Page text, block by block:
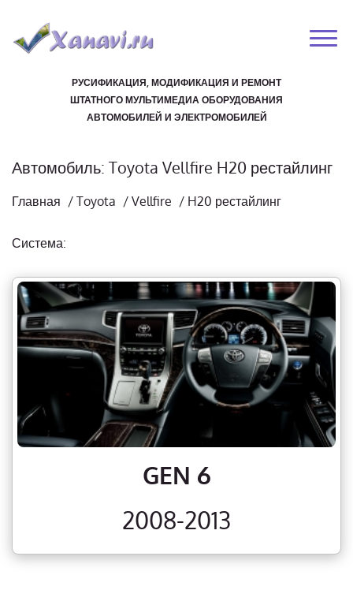
РУСИФИКАЦИЯ, МОДИФИКАЦИЯ И РЕМОНТ
ШТАТНОГО МУЛЬТИМЕДИА ОБОРУДОВАНИЯ
АВТОМОБИЛЕЙ И ЭЛЕКТРОМОБИЛЕЙ
Автомобиль: Toyota Vellfire H20 рестайлинг
Главная / Toyota / Vellfire / H20 рестайлинг
Система:
GEN 6
2008-2013